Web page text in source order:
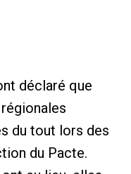
déclaré que
du tout lors des
du Pacte.